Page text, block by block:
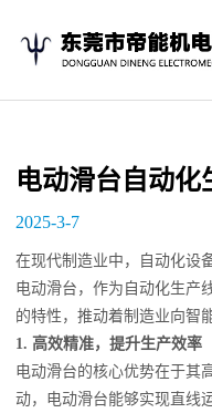
心
案
例
闻
资
讯
联
系
我
电动滑台自动化
2025-3-7
在现代制造业中，自动化设
电动滑台，作为自动化生产
的特性，推动着制造业向智
1. 高效精准，提升生产效率
电动滑台的核心优势在于其
动，电动滑台能够实现直线